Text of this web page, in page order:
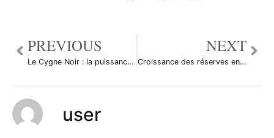
PREVIOUS
Le Cygne Noir : la puissance de l’imprévisible
NEXT
Croissance des réserves en devises chinoises
user